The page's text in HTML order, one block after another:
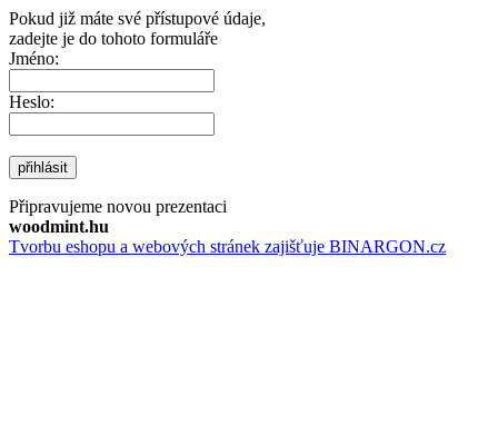
Pokud již máte své přístupové údaje,
zadejte je do tohoto formuláře
Jméno:
Heslo:
přihlásit
Připravujeme novou prezentaci
woodmint.hu
Tvorbu eshopu a webových stránek zajišťuje BINARGON.cz